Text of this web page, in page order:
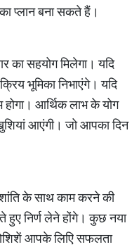
प्लान बना सकते हैं।
का सहयोग मिलेगा। यदि
भूमिका निभाएंगे। यदि
आर्थिक लाभ के योग
आएंगी। जो आपका दिन
शांति के साथ काम करने की
हुए निर्ण लेने होंगे। कुछ नया
आपके लिएि सफलता